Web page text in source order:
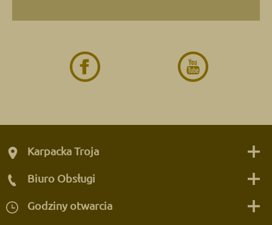
Karpacka Troja
Biuro Obsługi
Godziny otwarcia